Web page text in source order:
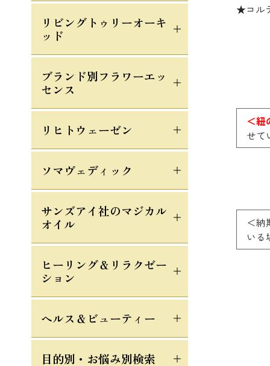
★コル
＜紐
せて
＜納
い
リビングトゥリーオーキ
ッド
ブランド別フラワーエッ
センス
リヒトウェーゼン
ソマヴェディック
サンズアイ社のマジカル
オイル
ヒーリング＆リラクゼー
ション
ヘルス＆ビューティー
目的別・お悩み別検索